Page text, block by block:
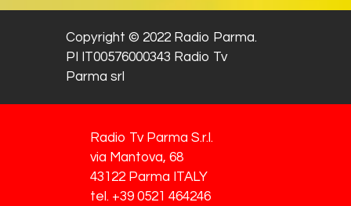
Copyright © 2022 Radio Parma.
PI IT00576000343 Radio Tv
Parma srl
Radio Tv Parma S.r.l.
via Mantova, 68
43122 Parma ITALY
tel. +39 0521 464246